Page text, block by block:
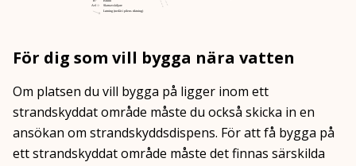
För dig som vill bygga nära vatten
Om platsen du vill bygga på ligger inom ett
strandskyddat område måste du också skicka in en
ansökan om strandskyddsdispens. För att få bygga på
ett strandskyddat område måste det finnas särskilda